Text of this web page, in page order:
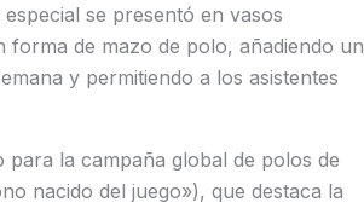
se presentó en vasos
forma de mazo de polo, añadiendo un
y permitiendo a los asistentes
la campaña global de polos de
nacido del juego»), que destaca la